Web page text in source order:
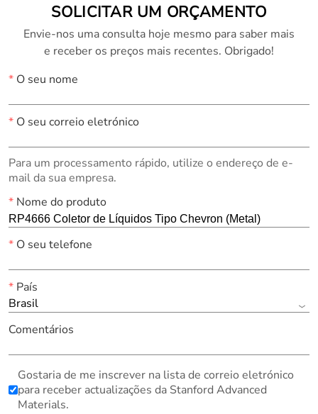
SOLICITAR UM ORÇAMENTO
Envie-nos uma consulta hoje mesmo para saber mais
e receber os preços mais recentes. Obrigado!
*O seu nome
*O seu correio eletrónico
Para um processamento rápido, utilize o endereço de e-
mail da sua empresa.
*Nome do produto
*O seu telefone
*País
Brasil
Comentários
Gostaria de me inscrever na lista de correio eletrónico
para receber actualizações da Stanford Advanced
Materials.